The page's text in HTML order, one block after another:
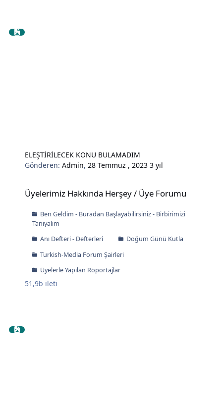
ELEŞTİRİLECEK KONU BULAMADIM
Gönderen:Admin,28 Temmuz , 20233 yıl
Üyelerimiz Hakkında Herşey / Üye Forumu
Ben Geldim - Buradan Başlayabilirsiniz - Birbirimizi
Tanıyalım
Anı Defteri - Defterleri
Doğum Günü Kutla
Turkish-Media Forum Şairleri
Üyelerle Yapılan Röportajlar
51,9b ileti